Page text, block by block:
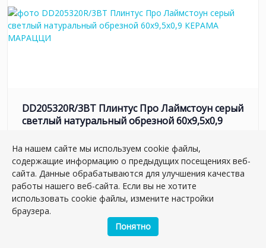
DD205320R/3BT Плинтус Про Лаймстоун серый
светлый натуральный обрезной 60x9,5x0,9
Размер: 9*60 см
Вес: 1.123 кг
Плиток в упаковке:11шт
412.36 руб.
На нашем сайте мы используем cookie файлы,
содержащие информацию о предыдущих посещениях веб-
сайта. Данные обрабатываются для улучшения качества
работы нашего веб-сайта. Если вы не хотите
использовать cookie файлы, измените настройки
браузера.
Понятно